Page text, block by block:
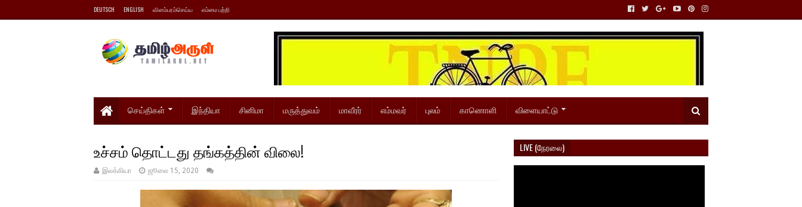
DEUTSCH ENGLISH விளம்பரம்செய்ய எம்மை பற்றி
செய்திகள் இந்தியா சினிமா மருத்துவம் மாவீரர் எம்மவர் புலம் காணொளி விளையாட்டு
உச்சம் தொட்டது தங்கத்தின் விலை!
இலக்கியா ஜூலை 15, 2020
LIVE (நேரலை)